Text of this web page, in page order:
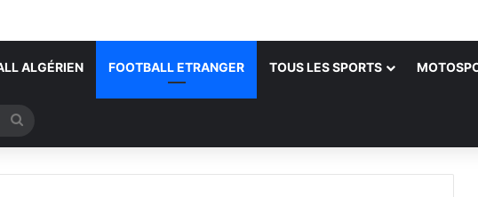
ALGÉRIEN FOOTBALL ETRANGER TOUS LES SPORTS